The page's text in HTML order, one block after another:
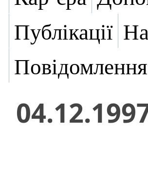
Публікації
Повідомлення